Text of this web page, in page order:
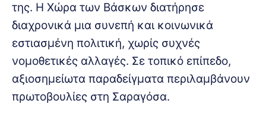
της. Η Χώρα των Βάσκων διατήρησε
διαχρονικά μια συνεπή και κοινωνικά
εστιασμένη πολιτική, χωρίς συχνές
νομοθετικές αλλαγές. Σε τοπικό επίπεδο,
αξιοσημείωτα παραδείγματα περιλαμβάνουν
πρωτοβουλίες στη Σαραγόσα.